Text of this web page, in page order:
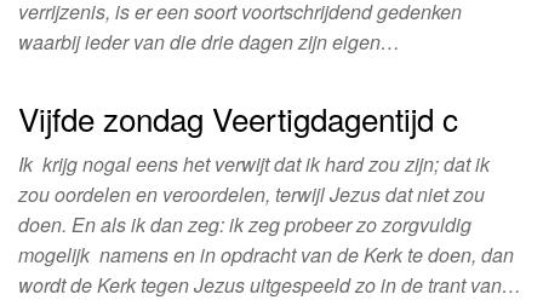
verrijzenis, is er een soort voortschrijdend gedenken
waarbij ieder van die drie dagen zijn eigen…
Vijfde zondag Veertigdagentijd c
Ik krijg nogal eens het verwijt dat ik hard zou zijn; dat ik
zou oordelen en veroordelen, terwijl Jezus dat niet zou
doen. En als ik dan zeg: ik zeg probeer zo zorgvuldig
mogelijk namens en in opdracht van de Kerk te doen, dan
wordt de Kerk tegen Jezus uitgespeeld zo in de trant van…